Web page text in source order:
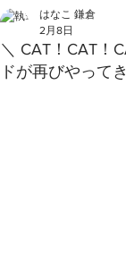
＼ CAT！CAT
ドが再びやって
はなこ 鎌倉
2月8日